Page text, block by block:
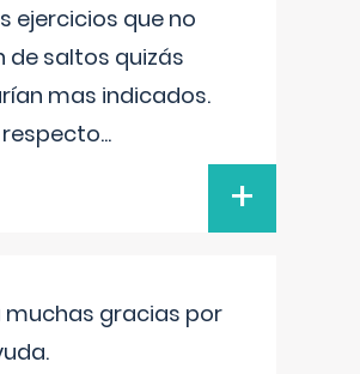
ejercicios que no
de saltos quizás
mas indicados.
...
+
muchas gracias por